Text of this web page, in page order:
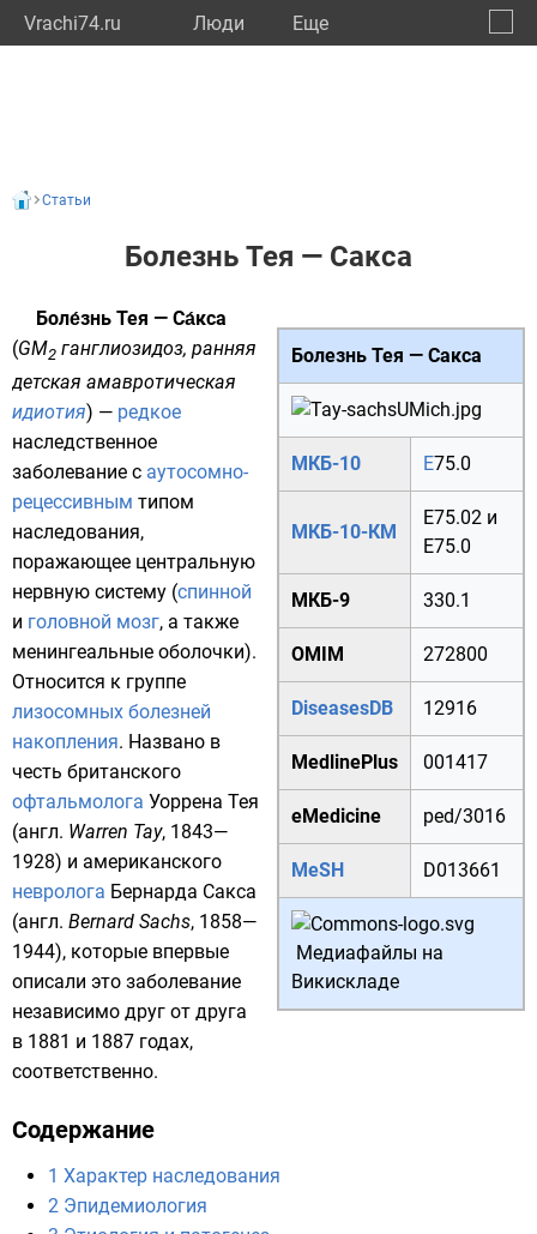
Vrachi74.ru Люди Eще
Статьи
Болезнь Тея — Сакса
Болезнь Тея — Сакса
МКБ-10 E75.0
МКБ-10-КМ
E75.02 и
E75.0
МКБ-9 330.1
OMIM 272800
DiseasesDB 12916
MedlinePlus 001417
eMedicine ped/3016
MeSH D013661
Медиафайлы на
Викискладе
Боле́знь Тея — Са́кса
(GM2 ганглиозидоз, ранняя
детская амавротическая
идиотия) — редкое
наследственное
заболевание с аутосомно-
рецессивным типом
наследования,
поражающее центральную
нервную систему (спинной
и головной мозг, а также
менингеальные оболочки).
Относится к группе
лизосомных болезней
накопления. Названо в
честь британского
офтальмолога Уоррена Тея
(англ. Warren Tay, 1843—
1928) и американского
невролога Бернарда Сакса
(англ. Bernard Sachs, 1858—
1944), которые впервые
описали это заболевание
независимо друг от друга
в 1881 и 1887 годах,
соответственно.
Содержание
1 Характер наследования
2 Эпидемиология